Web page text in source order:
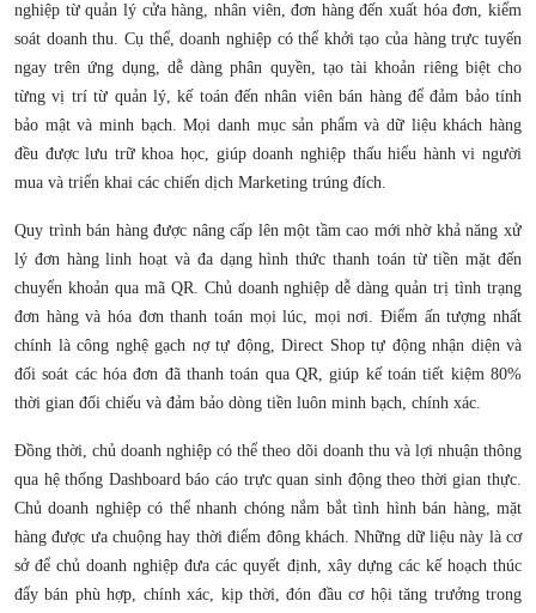
nghiệp từ quản lý cửa hàng, nhân viên, đơn hàng đến xuất hóa đơn, kiểm
soát doanh thu. Cụ thể, doanh nghiệp có thể khởi tạo của hàng trực tuyến
ngay trên ứng dụng, dễ dàng phân quyền, tạo tài khoản riêng biệt cho
từng vị trí từ quản lý, kế toán đến nhân viên bán hàng để đảm bảo tính
bảo mật và minh bạch. Mọi danh mục sản phẩm và dữ liệu khách hàng
đều được lưu trữ khoa học, giúp doanh nghiệp thấu hiểu hành vi người
mua và triển khai các chiến dịch Marketing trúng đích.
Quy trình bán hàng được nâng cấp lên một tầm cao mới nhờ khả năng xử
lý đơn hàng linh hoạt và đa dạng hình thức thanh toán từ tiền mặt đến
chuyển khoản qua mã QR. Chủ doanh nghiệp dễ dàng quản trị tình trạng
đơn hàng và hóa đơn thanh toán mọi lúc, mọi nơi. Điểm ấn tượng nhất
chính là công nghệ gạch nợ tự động, Direct Shop tự động nhận diện và
đối soát các hóa đơn đã thanh toán qua QR, giúp kế toán tiết kiệm 80%
thời gian đối chiếu và đảm bảo dòng tiền luôn minh bạch, chính xác.
Đồng thời, chủ doanh nghiệp có thể theo dõi doanh thu và lợi nhuận thông
qua hệ thống Dashboard báo cáo trực quan sinh động theo thời gian thực.
Chủ doanh nghiệp có thể nhanh chóng nắm bắt tình hình bán hàng, mặt
hàng được ưa chuộng hay thời điểm đông khách. Những dữ liệu này là cơ
sở để chủ doanh nghiệp đưa các quyết định, xây dựng các kế hoạch thúc
đẩy bán phù hợp, chính xác, kịp thời, đón đầu cơ hội tăng trưởng trong